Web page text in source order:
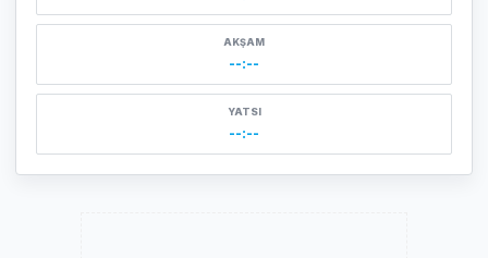
AKŞAM
--:--
YATSI
--:--